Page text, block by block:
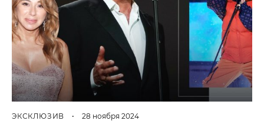
ЭКСКЛЮЗИВ • 28 ноября 2024